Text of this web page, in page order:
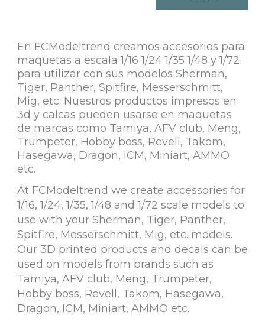
En FCModeltrend creamos accesorios para
maquetas a escala 1/16 1/24 1/35 1/48 y 1/72
para utilizar con sus modelos Sherman,
Tiger, Panther, Spitfire, Messerschmitt,
Mig, etc. Nuestros productos impresos en
3d y calcas pueden usarse en maquetas
de marcas como Tamiya, AFV club, Meng,
Trumpeter, Hobby boss, Revell, Takom,
Hasegawa, Dragon, ICM, Miniart, AMMO
etc.
At FCModeltrend we create accessories for
1/16, 1/24, 1/35, 1/48 and 1/72 scale models to
use with your Sherman, Tiger, Panther,
Spitfire, Messerschmitt, Mig, etc. models.
Our 3D printed products and decals can be
used on models from brands such as
Tamiya, AFV club, Meng, Trumpeter,
Hobby boss, Revell, Takom, Hasegawa,
Dragon, ICM, Miniart, AMMO etc.